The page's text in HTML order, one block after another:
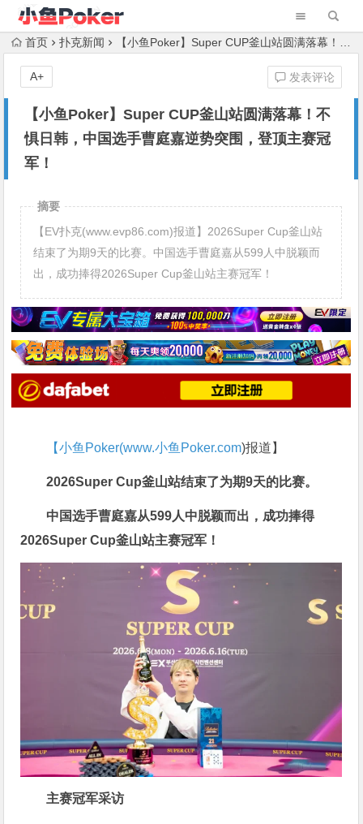
首页 扑克新闻 【小鱼Poker】Super CUP釜山站圆满落幕！不惧日韩，中国选手曹庭嘉逆势突围，登顶主赛冠军！
【小鱼Poker】Super CUP釜山站圆满落幕！不
惧日韩，中国选手曹庭嘉逆势突围，登顶主赛冠
军！
发表评论
A+
摘要
【EV扑克(www.evp86.com)报道】2026Super Cup釜山站
结束了为期9天的比赛。中国选手曹庭嘉从599人中脱颖而
出，成功捧得2026Super Cup釜山站主赛冠军！
【小鱼Poker(www.小鱼Poker.com)报道】
2026Super Cup釜山站结束了为期9天的比赛。
中国选手曹庭嘉从599人中脱颖而出， 成功捧得
2026Super Cup釜山站主赛冠军！
主赛冠军采访